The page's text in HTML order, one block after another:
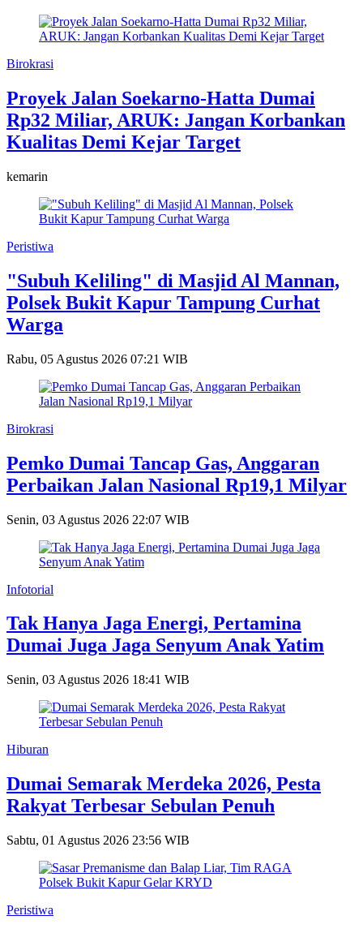
Birokrasi
Proyek Jalan Soekarno-Hatta Dumai
Rp32 Miliar, ARUK: Jangan Korbankan
Kualitas Demi Kejar Target
kemarin
Peristiwa
"Subuh Keliling" di Masjid Al Mannan,
Polsek Bukit Kapur Tampung Curhat
Warga
Rabu, 05 Agustus 2026 07:21 WIB
Birokrasi
Pemko Dumai Tancap Gas, Anggaran
Perbaikan Jalan Nasional Rp19,1 Milyar
Senin, 03 Agustus 2026 22:07 WIB
Infotorial
Tak Hanya Jaga Energi, Pertamina
Dumai Juga Jaga Senyum Anak Yatim
Senin, 03 Agustus 2026 18:41 WIB
Hiburan
Dumai Semarak Merdeka 2026, Pesta
Rakyat Terbesar Sebulan Penuh
Sabtu, 01 Agustus 2026 23:56 WIB
Peristiwa